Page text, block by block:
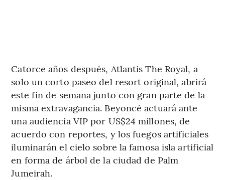
Catorce años después, Atlantis The Royal, a
solo un corto paseo del resort original, abrirá
este fin de semana junto con gran parte de la
misma extravagancia. Beyoncé actuará ante
una audiencia VIP por US$24 millones, de
acuerdo con reportes, y los fuegos artificiales
iluminarán el cielo sobre la famosa isla artificial
en forma de árbol de la ciudad de Palm
Jumeirah.